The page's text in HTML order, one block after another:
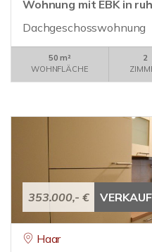
Wohnung mit EBK in
Dachgeschosswohnung
50 m²
WOHNFLÄCHE
2
353.000,- €
Haar